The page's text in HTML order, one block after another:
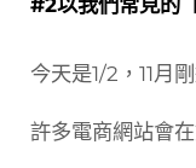
今天是1/2，11月
許多電商網站會